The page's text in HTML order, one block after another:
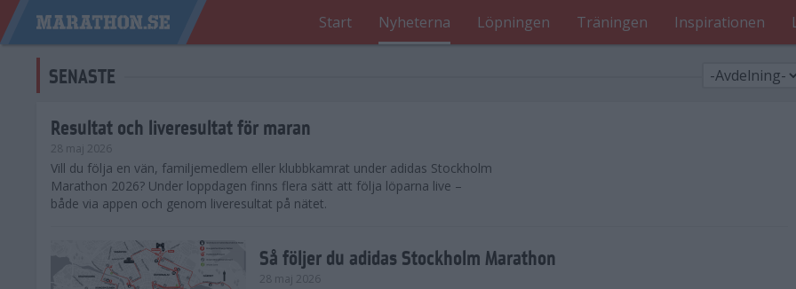
Start Nyheterna Löpningen Träningen Inspirationen
SENASTE
Resultat och liveresultat för maran
28 maj 2026
​Vill du följa en vän, familjemedlem eller klubbkamrat under adidas Stockholm
Marathon 2026? Under loppdagen finns flera sätt att följa löparna live –
både via appen och genom liveresultat på nätet.
Så följer du adidas Stockholm Marathon
28 maj 2026